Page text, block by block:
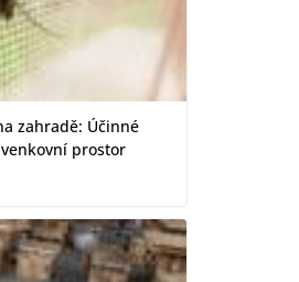
zahradě: Účinné
prostor